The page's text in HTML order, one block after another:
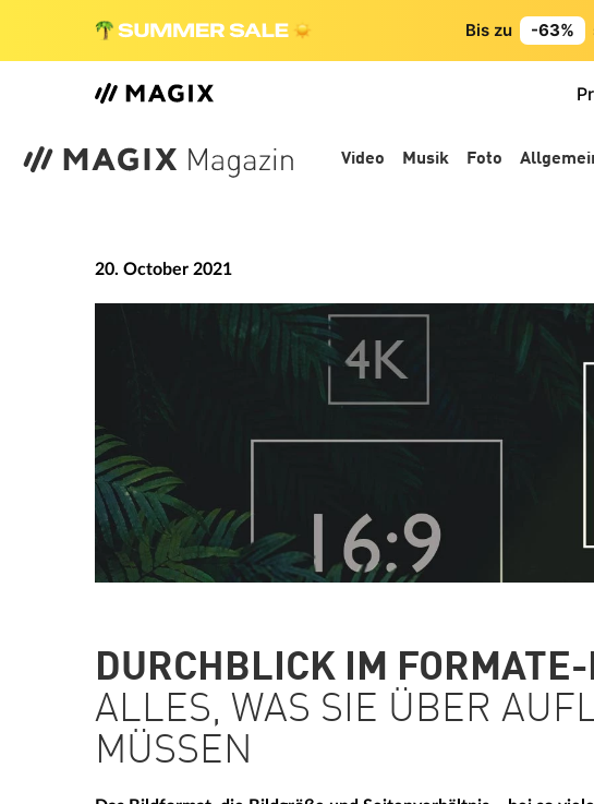
Bis zu -63%
Video Musik Foto
20. October 2021
DURCHBLICK IM
ALLES, WAS SIE ÜBER
MÜSSEN